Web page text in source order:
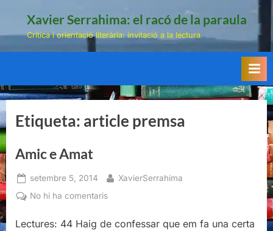
Xavier Serrahima: el racó de la paraula
Crítica i orientació literària: invitació a la lectura.
Etiqueta: article premsa
Amic e Amat
Posted
on
setembre 5, 2014 By
XavierSerrahima
No hi ha comentarisa
e
Lectures: 44 Haig de confessar que em fa una certa